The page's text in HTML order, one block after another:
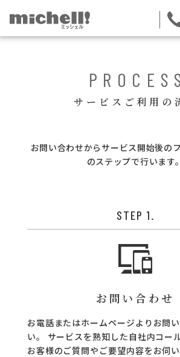
サービスご利用の
お問い合わせからサービス開始後の
のステップで行います。
STEP 1.
お問い合わせ
お電話またはホームページよりお問
い。
サービスを熟知した自社内コー
お客様のご質問やご要望内容をお伺